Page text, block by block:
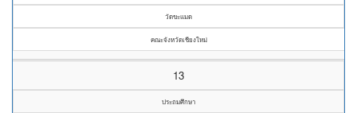
วัดขะแมด
คณะจังหวัดเชียงใหม่
13
ประถมศึกษา